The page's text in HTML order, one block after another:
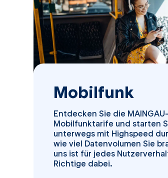
Mobilfunk
Entdecken Sie die MAINGAU-
Mobilfunktarife und starten
unterwegs mit Highspeed
wie viel Datenvolumen Sie
uns ist für jedes
Richtige dabei.